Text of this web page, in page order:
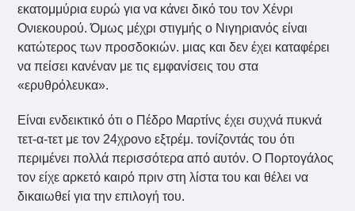
εκατομμύρια ευρώ για να κάνει δικό του τον Χένρι
Ονιεκουρού. Όμως μέχρι στιγμής ο Νιγηριανός είναι
κατώτερος των προσδοκιών. μιας και δεν έχει καταφέρει
να πείσει κανέναν με τις εμφανίσεις του στα
«ερυθρόλευκα».
Είναι ενδεικτικό ότι ο Πέδρο Μαρτίνς έχει συχνά πυκνά
τετ-α-τετ με τον 24χρονο εξτρέμ. τονίζοντάς του ότι
περιμένει πολλά περισσότερα από αυτόν. Ο Πορτογάλος
τον είχε αρκετό καιρό πριν στη λίστα του και θέλει να
δικαιωθεί για την επιλογή του.